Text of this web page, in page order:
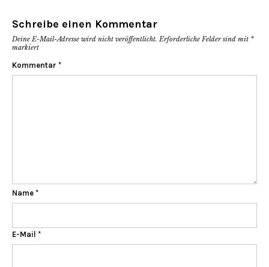
Schreibe einen Kommentar
Deine E-Mail-Adresse wird nicht veröffentlicht. Erforderliche Felder sind mit *
markiert
Kommentar *
Name *
E-Mail *